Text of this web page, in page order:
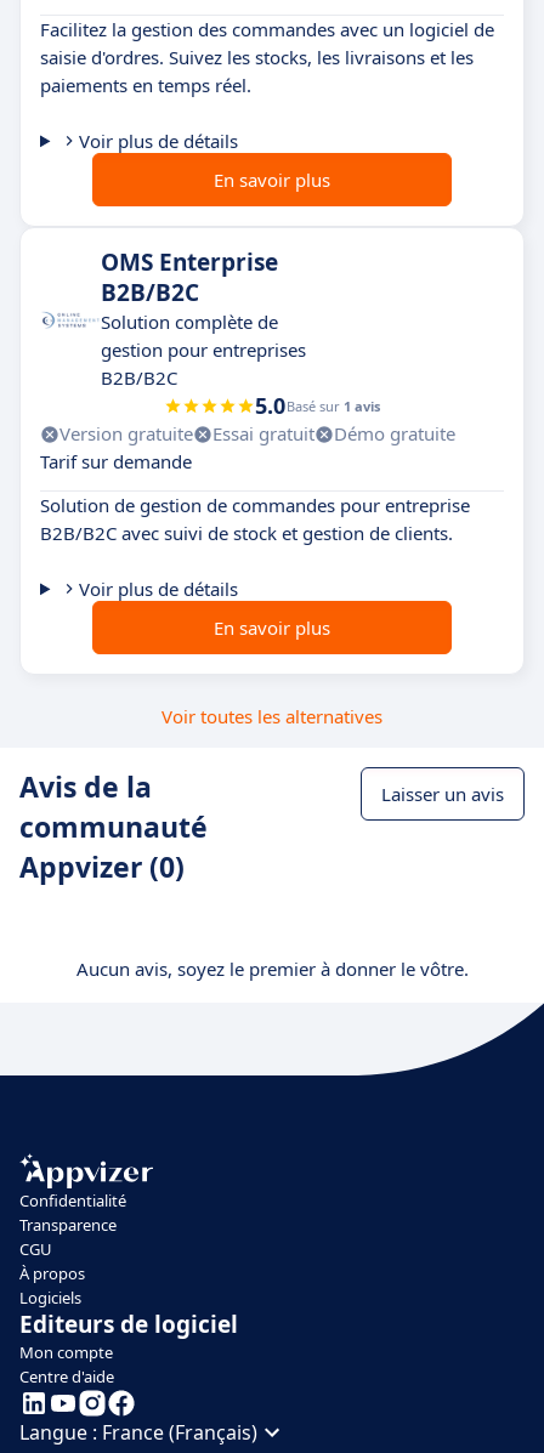
Facilitez la gestion des commandes avec un logiciel de
saisie d'ordres. Suivez les stocks, les livraisons et les
paiements en temps réel.
Voir plus de détails
En savoir plus
OMS Enterprise
B2B/B2C
Solution complète de
gestion pour entreprises
B2B/B2C
5.0Basé sur 1 avis
Version gratuite Essai gratuit
Démo gratuite
Tarif sur demande
Solution de gestion de commandes pour entreprise
B2B/B2C avec suivi de stock et gestion de clients.
Voir plus de détails
En savoir plus
Voir toutes les alternatives
Avis de la
communauté
Appvizer (0)
Laisser un avis
Aucun avis, soyez le premier à donner le vôtre.
Confidentialité
Transparence
CGU
À propos
Logiciels
Editeurs de logiciel
Mon compte
Centre d'aide
Langue : France (Français)